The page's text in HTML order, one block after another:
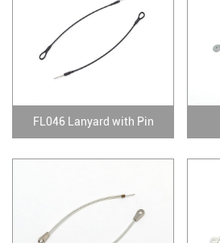
FL046 Lanyard with Pin